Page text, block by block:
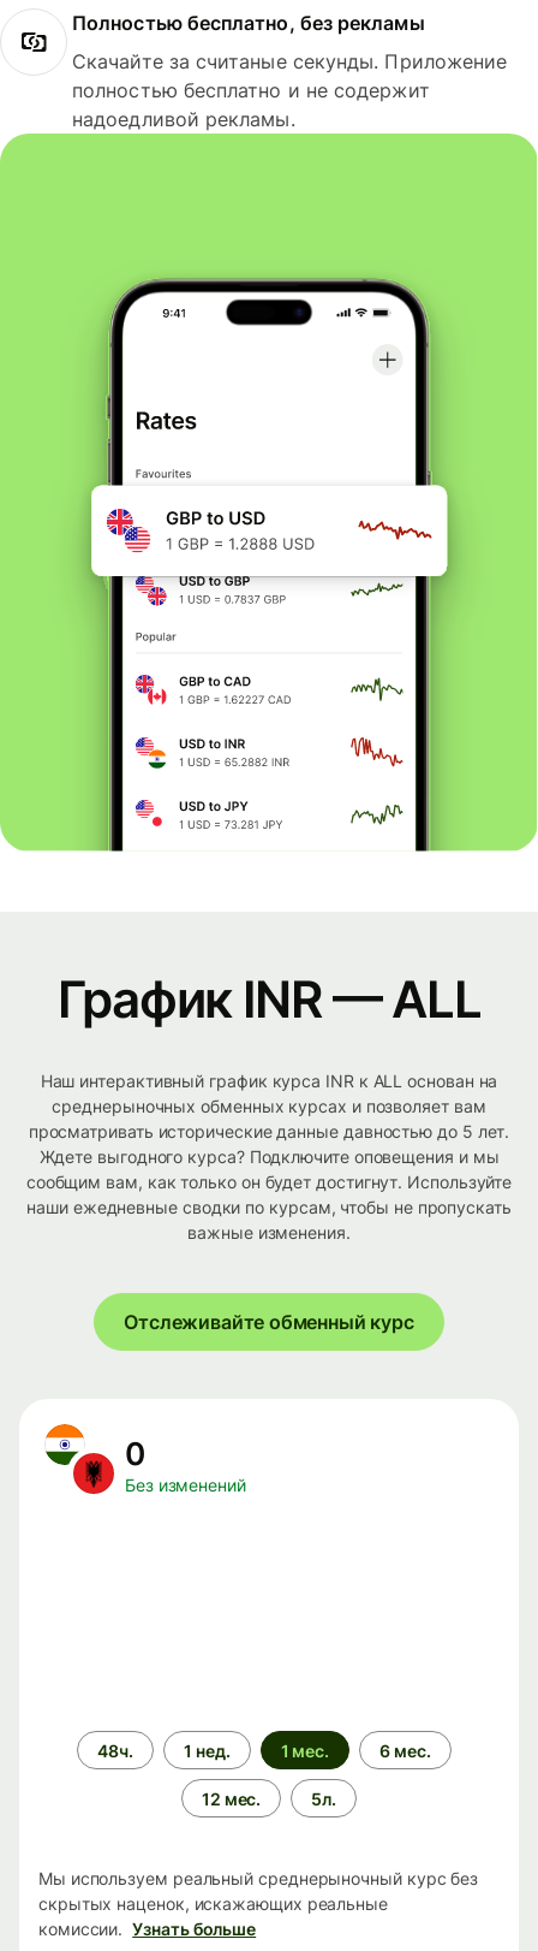
Полностью бесплатно, без рекламы
Скачайте за считаные секунды. Приложение
полностью бесплатно и не содержит
надоедливой рекламы.
График INR — ALL
Наш интерактивный график курса INR к ALL основан на
среднерыночных обменных курсах и позволяет вам
просматривать исторические данные давностью до 5 лет.
Ждете выгодного курса? Подключите оповещения и мы
сообщим вам, как только он будет достигнут. Используйте
наши ежедневные сводки по курсам, чтобы не пропускать
важные изменения.
Отслеживайте обменный курс
0
Без изменений
Период
времени
48ч. 1 нед. 1 мес. 6 мес.
12 мес. 5л.
Мы используем реальный среднерыночный курс без
скрытых наценок, искажающих реальные
комиссии. Узнать больше